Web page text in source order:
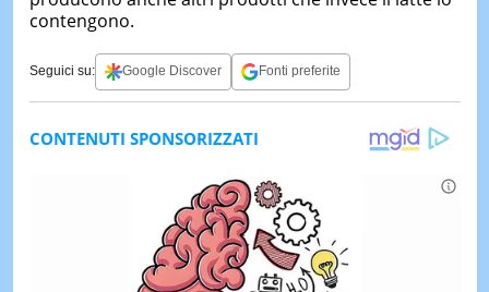
contengono.
Seguici su: Google Discover Fonti preferite